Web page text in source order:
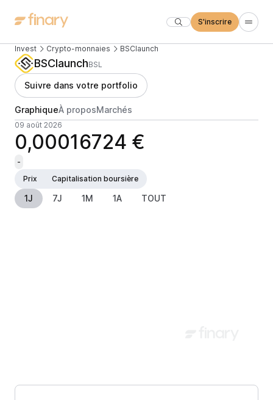
S'inscrire
Invest Crypto-monnaies BSClaunch
BSClaunchBSL
Suivre dans votre portfolio
GraphiqueÀ proposMarchés
09 août 2026
0,00016724 €
-
Prix
Capitalisation boursière
1J 7J 1M 1A TOUT